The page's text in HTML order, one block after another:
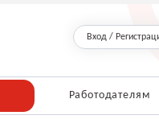
Вход /
Работодателям